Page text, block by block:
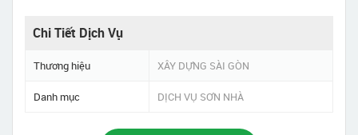
Chi Tiết Dịch Vụ
Thương hiệu XÂY DỰNG SÀI GÒN
Danh mục DỊCH VỤ SƠN NHÀ